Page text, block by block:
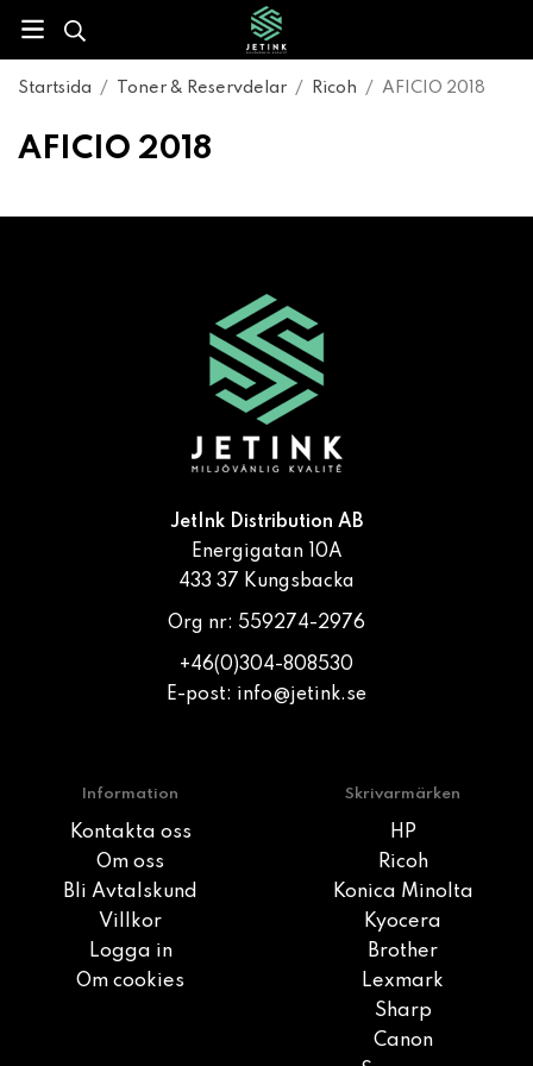
Startsida / Toner & Reservdelar / Ricoh / AFICIO 2018
AFICIO 2018
JetInk Distribution AB
Energigatan 10A
433 37 Kungsbacka
Org nr: 559274-2976
+46(0)304-808530
E-post: info@jetink.se
Information
Kontakta oss
Om oss
Bli Avtalskund
Villkor
Logga in
Om cookies
Skrivarmärken
HP
Ricoh
Konica Minolta
Kyocera
Brother
Lexmark
Sharp
Canon